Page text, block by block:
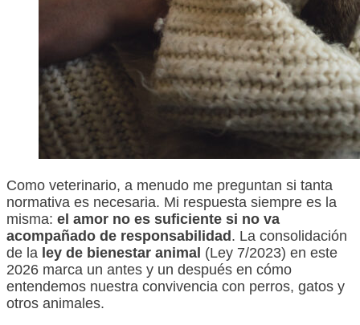
Como veterinario, a menudo me preguntan si tanta
normativa es necesaria. Mi respuesta siempre es la
misma: el amor no es suficiente si no va
acompañado de responsabilidad. La consolidación
de la ley de bienestar animal (Ley 7/2023) en este
2026 marca un antes y un después en cómo
entendemos nuestra convivencia con perros, gatos y
otros animales.